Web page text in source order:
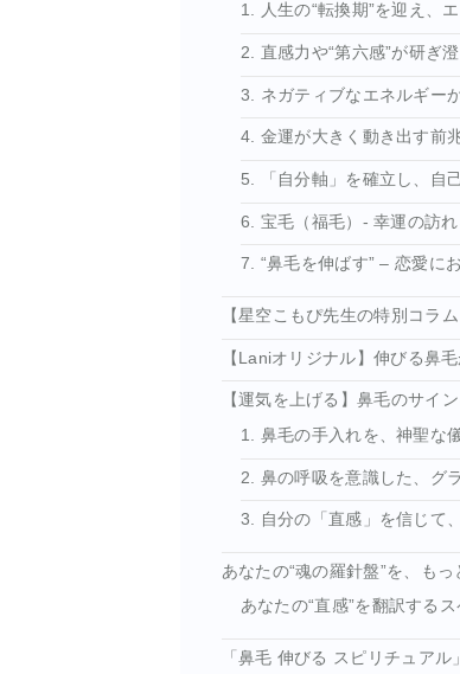
1. 人生の“転換期”を迎え、
2. 直感力や“第六感”が研ぎ
3. ネガティブなエネルギー
4. 金運が大きく動き出す前
5. 「自分軸」を確立し、自
6. 宝毛（福毛）- 幸運の訪
7. “鼻毛を伸ばす” – 恋愛に
【星空こもぴ先生の特別コラ
【Laniオリジナル】伸びる鼻
【運気を上げる】鼻毛のサイ
1. 鼻毛の手入れを、神聖な
2. 鼻の呼吸を意識した、グ
3. 自分の「直感」を信じて
あなたの“魂の羅針盤”を、も
あなたの“直感”を翻訳する
「鼻毛 伸びる スピリチュアル